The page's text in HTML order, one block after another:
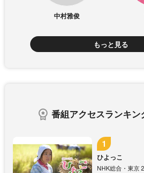
中村雅俊
もっと見る
番組アクセスランキン
ひよっこ
NHK総合・東京